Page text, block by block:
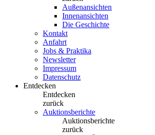
Außenansichten
Innenansichten
Die Geschichte
Kontakt
Anfahrt
Jobs & Praktika
Newsletter
Impressum
Datenschutz
Entdecken
Entdecken
zurück
Auktionsberichte
Auktionsberichte
zurück